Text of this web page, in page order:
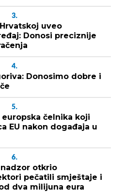
3.
uveo
Donosi preciznije
4.
Donosimo dobre i
5.
čelnika koji
EU nakon događaja u
6.
nadzor otkrio
pečatili smještaje i
dva milijuna eura